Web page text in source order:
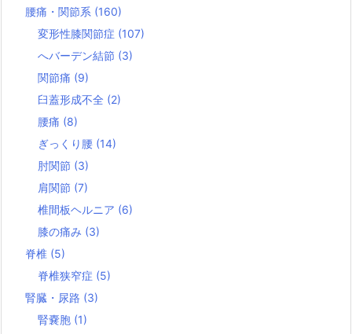
腰痛・関節系 (160)
変形性膝関節症 (107)
へバーデン結節 (3)
関節痛 (9)
臼蓋形成不全 (2)
腰痛 (8)
ぎっくり腰 (14)
肘関節 (3)
肩関節 (7)
椎間板ヘルニア (6)
膝の痛み (3)
脊椎 (5)
脊椎狭窄症 (5)
腎臓・尿路 (3)
腎嚢胞 (1)